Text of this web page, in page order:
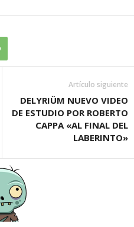
Artículo siguiente
DELYRIÜM NUEVO VIDEO
DE ESTUDIO POR ROBERTO
CAPPA «AL FINAL DEL
LABERINTO»